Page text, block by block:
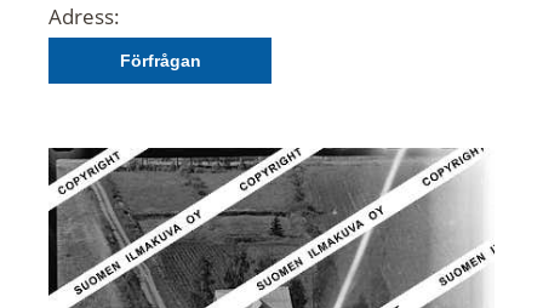
Adress:
Förfrågan